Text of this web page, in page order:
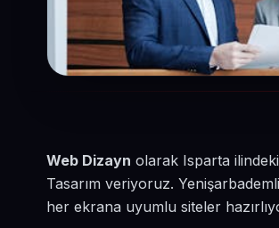
Web Dizayn olarak Isparta
Tasarım veriyoruz.
her ekrana uyumlu siteler